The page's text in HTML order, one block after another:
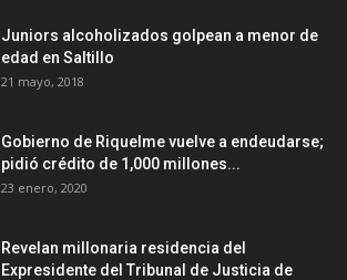
Juniors alcoholizados golpean a menor de
edad en Saltillo
21 mayo, 2018
Gobierno de Riquelme vuelve a endeudarse;
pidió crédito de 1,000 millones...
23 enero, 2020
Revelan millonaria residencia del
Expresidente del Tribunal de Justicia de